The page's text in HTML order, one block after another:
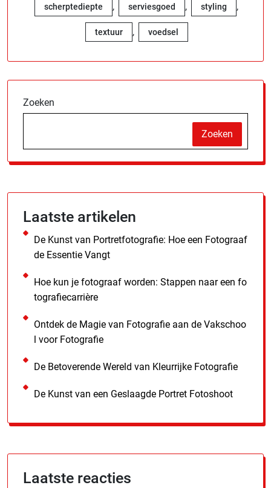
scherptediepte , serviesgoed , styling ,
textuur , voedsel
Zoeken
Zoeken
Laatste artikelen
De Kunst van Portretfotografie: Hoe een Fotograaf
de Essentie Vangt
Hoe kun je fotograaf worden: Stappen naar een fo
tografiecarrière
Ontdek de Magie van Fotografie aan de Vakschoo
l voor Fotografie
De Betoverende Wereld van Kleurrijke Fotografie
De Kunst van een Geslaagde Portret Fotoshoot
Laatste reacties